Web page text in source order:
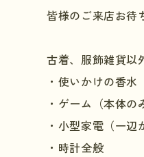
皆様のご来店お待
古着、服飾雑貨以
・使いかけの香水
・ゲーム（本体の
・小型家電（一辺
・時計全般